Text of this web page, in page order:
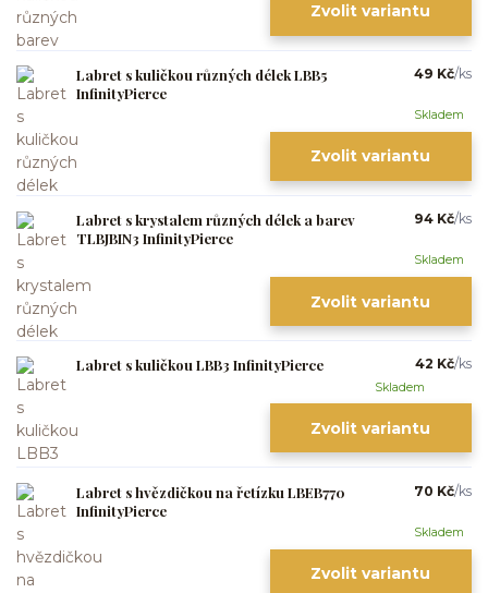
Zvolit variantu
Labret s kuličkou různých délek LBB5
InfinityPierce
49 Kč/ks
Skladem
Zvolit variantu
Labret s krystalem různých délek a barev
TLBJBIN3 InfinityPierce
94 Kč/ks
Skladem
Zvolit variantu
Labret s kuličkou LBB3 InfinityPierce 42 Kč/ks
Skladem
Zvolit variantu
Labret s hvězdičkou na řetízku LBEB770
InfinityPierce
70 Kč/ks
Skladem
Zvolit variantu